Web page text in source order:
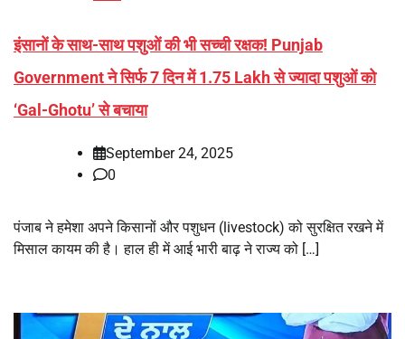
इंसानों के साथ-साथ पशुओं की भी सच्ची रक्षक! Punjab
Government ने सिर्फ 7 दिन में 1.75 Lakh से ज्यादा पशुओं को
‘Gal-Ghotu’ से बचाया
September 24, 2025
0
पंजाब ने हमेशा अपने किसानों और पशुधन (livestock) को सुरक्षित रखने में
मिसाल कायम की है। हाल ही में आई भारी बाढ़ ने राज्य को […]